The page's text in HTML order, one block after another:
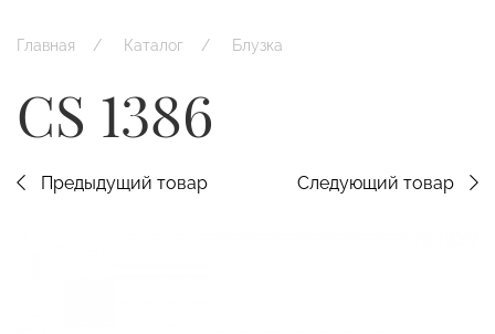
Главная Каталог Блузка
CS 1386
Предыдущий товар Следующий товар